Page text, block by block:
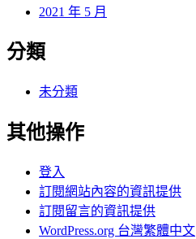
2021 年 5 月
分類
未分類
其他操作
登入
訂閱網站內容的資訊提供
訂閱留言的資訊提供
WordPress.org 台灣繁體中文